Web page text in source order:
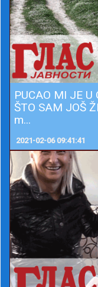
PUCAO MI JE U
ŠTO SAM JOŠ
m...
2021-02-06 09:41:41